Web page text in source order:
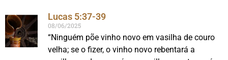
Lucas 5:37-39
08/06/2025
“Ninguém põe vinho novo em vasilha de couro
velha; se o fizer, o vinho novo rebentará a